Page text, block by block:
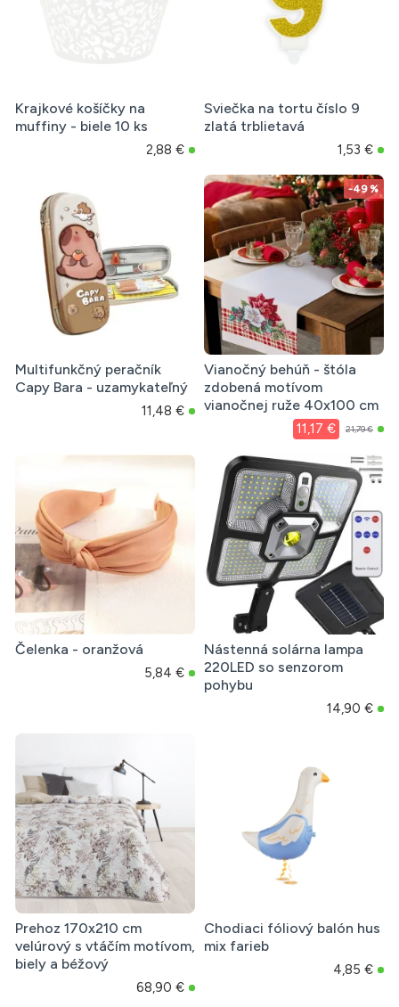
Krajkové košíčky na
muffiny - biele 10 ks
2,88 €
Sviečka na tortu číslo 9
zlatá trblietavá
1,53 €
Multifunkčný peračník
Capy Bara - uzamykateľný
11,48 €
-49 %
Vianočný behúň - štóla
zdobená motívom
vianočnej ruže 40x100 cm
11,17 € 21,79 €
Čelenka - oranžová
5,84 €
Nástenná solárna lampa
220LED so senzorom
pohybu
14,90 €
Prehoz 170x210 cm
velúrový s vtáčím motívom,
biely a béžový
68,90 €
Chodiaci fóliový balón hus
mix farieb
4,85 €